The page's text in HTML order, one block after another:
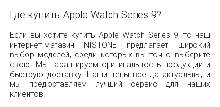
Где купить Apple Watch Series 9?
Если вы хотите купить Apple Watch Series 9, то наш
интернет-магазин NISTONE предлагает широкий
выбор моделей, среди которых вы точно выберите
свою. Мы гарантируем оригинальность продукции и
быструю доставку. Наши цены всегда актуальны, и
мы предоставляем лучший сервис для наших
клиентов.